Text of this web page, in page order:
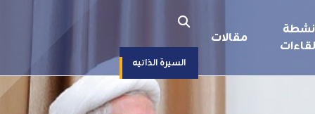
مقالات
السيرة الذاتيه